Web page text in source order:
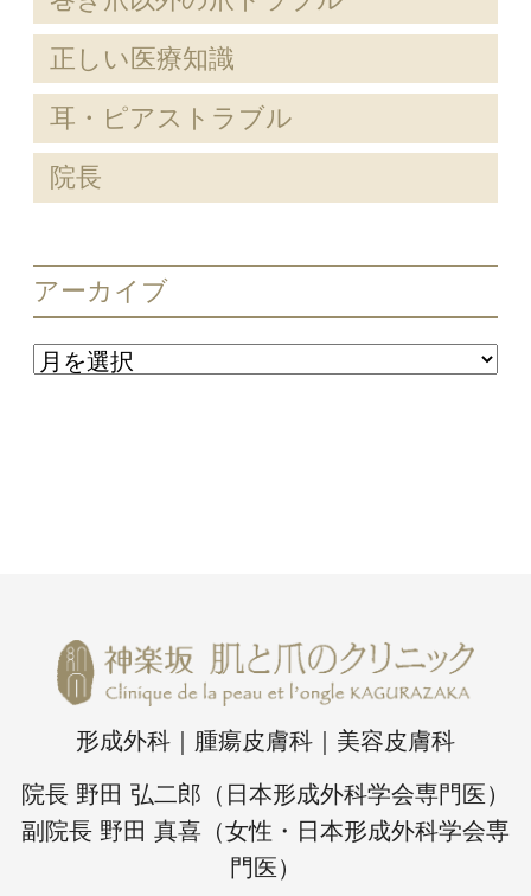
正しい医療知識
耳・ピアストラブル
院長
アーカイブ
形成外科｜腫瘍皮膚科｜美容皮膚科
院長 野田 弘二郎（日本形成外科学会専門医）
副院長 野田 真喜（女性・日本形成外科学会専
門医）